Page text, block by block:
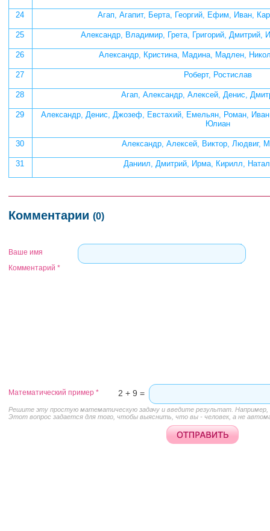
24 Агап, Агапит, Берта, Георгий, Ефим, Иван,
25 Александр, Владимир, Грета, Григорий, Дмитрий,
26 Александр, Кристина, Мадина, Мадлен,
27 Роберт, Ростислав
28 Агап, Александр, Алексей, Денис,
29
Александр, Денис, Джозеф, Евстахий, Емельян, Роман,
Юлиан
30 Александр, Алексей, Виктор, Людвиг,
31 Даниил, Дмитрий, Ирма, Кирилл,
Комментарии (0)
Ваше имя
Комментарий *
Этот вопрос задается для того, чтобы выяснить, что вы - человек, а не
Математический пример * 2 + 9 =
Решите эту простую математическую задачу и введите результат. Например,